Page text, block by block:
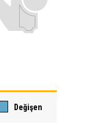
Değişen